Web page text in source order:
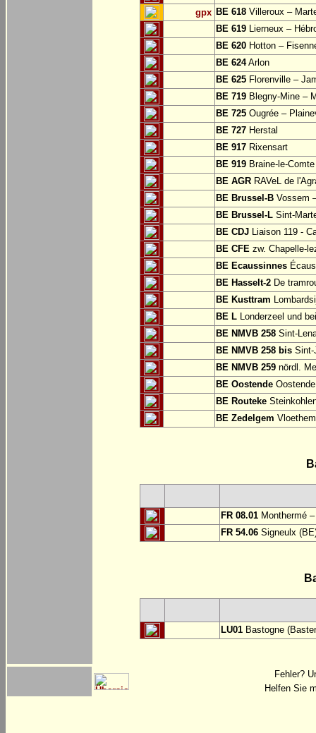
gpx BE 618 Villeroux –
BE 619 Lierneux –
BE 620 Hotton –
BE 624Arlon
BE 625 Florenville –
BE 719 Blegny-Mine –
BE 725 Ougrée –
BE 727 Herstal
BE 917 Rixensart
BE 919 Braine-le-
BE AGR RAVeL de
BE Brussel-B Vossem
BE Brussel-L Sint-
BE CDJ Liaison 119 -
BE CFE zw. Chapelle-
BE Ecaussinnes
BE Hasselt-2 De
BE Kusttram
BE L Londerzeel und
BE NMVB 258 Sint-
BE NMVB 258 bis Sint-
BE NMVB 259 nördl.
BE Oostende
BE Routeke
BE Zedelgem
FR 08.01 Monthermé
FR 54.06 Signeulx
LU01 Bastogne
Fehler?
Helfen Sie